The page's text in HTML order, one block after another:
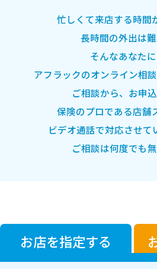
忙しくて来店する時間
長時間の外出は難
そんなあなたに
アフラックのオンライン相談
ご相談から、お申込
保険のプロである店舗
ビデオ通話で対応させて
ご相談は何度でも無
お店を指定する